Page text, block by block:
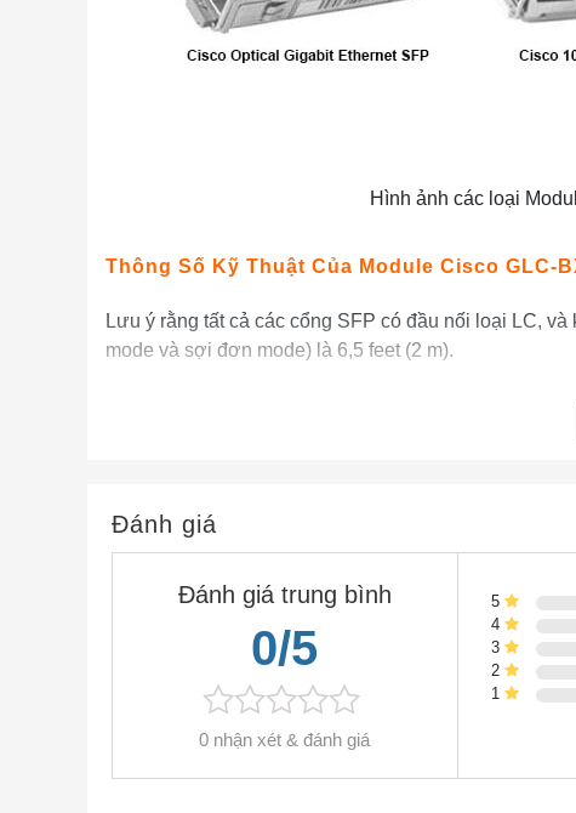
Hình ảnh các loại
Thông Số Kỹ Thuật Của Module Cisco GLC-
Lưu ý rằng tất cả các cổng SFP có đầu nối loại LC,
mode và sợi đơn mode) là 6,5 feet (2 m).
1000BASE-SX
850
MMF
Đánh giá
Đánh giá trung bình
0/5
0 nhận xét & đánh giá
5
4
3
2
1